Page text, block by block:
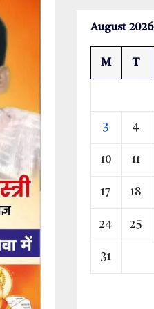
August 2026
M T
3 4
10 11
17 18
24 25
31